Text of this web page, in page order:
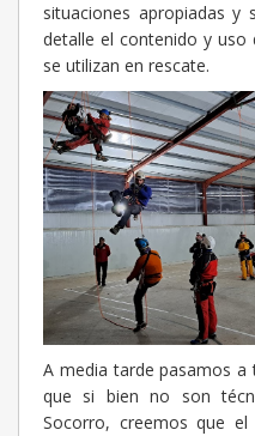
situaciones apropiadas y
detalle el contenido y uso
se utilizan en rescate.
A media tarde pasamos
que si bien no son
Socorro, creemos que